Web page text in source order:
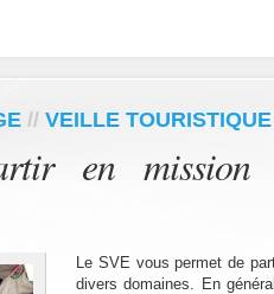
// VEILLE TOURISTIQUE
en mission
Le SVE vous permet de
divers domaines. En